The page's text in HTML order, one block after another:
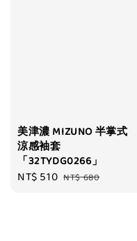
美津濃 MIZUNO 半掌式
涼感袖套
「32TYDG0266」
Sale
NT$ 510 Regular
NT$ 680